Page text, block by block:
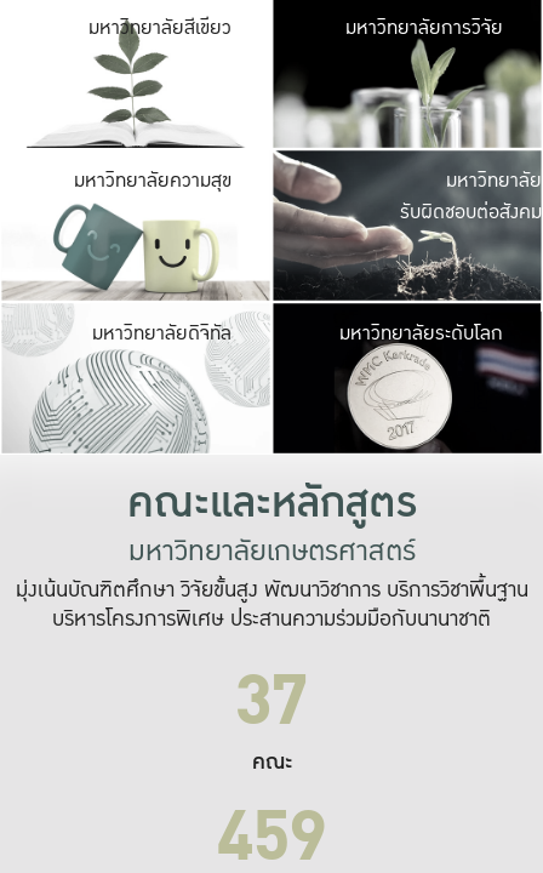
มหาวิทยาลัยสีเขียว มหาวิ
มีพื้นที่เขียวสดใส
เป็นป่าในเมือง เกษต
มหาวิทยาลัยการวิจัย
มหาวิทยาลัยความสุข มหาวิ
ค
เปิดประ
และพบเรื่องราวใ
มหาวิทยาลัย
รับผิดชอบต่อสังคม
มหาวิทยาลัยดิจิทัล มหาวิ
เปลี่ยนแปลง แล
เพื่อทำง
ระบบสารสนเทศ
มหาวิทยาลัยระดับโลก
คณะและหลักสูตร
มหาวิทยาลัยเกษตรศาสตร์
มุ่งเน้นบัณฑิตศึกษา วิจัยขั้นสูง พัฒนาวิชาการ บริการวิชาพื้นฐาน
บริหารโครงการพิเศษ ประสานความร่วมมือกับนานาชาติ
37
คณะ
459